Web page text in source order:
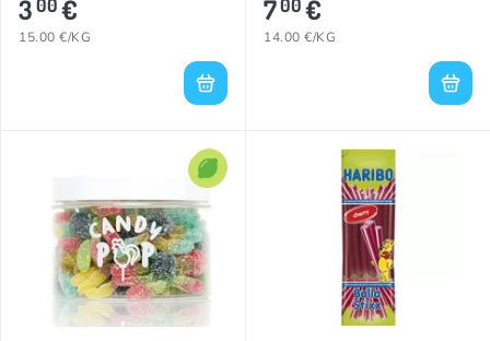
300€
15.00 €/KG
700€
14.00 €/KG